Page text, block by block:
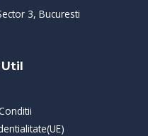
3, Bucuresti